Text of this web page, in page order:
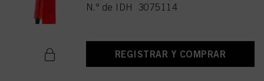
N.º de IDH 3075114
REGISTRAR Y COMPRAR